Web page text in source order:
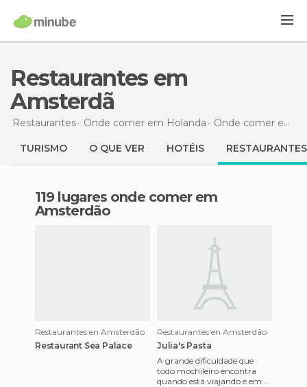
Restaurantes em
Amsterdã
Restaurantes Onde comer em Holanda Onde comer em Holanda do Norte
TURISMO O QUE VER HOTÉIS RESTAURANTES
119 lugares onde comer em
Amsterdão
Restaurantes en Amsterdão
Restaurant Sea Palace
Restaurantes en Amsterdão
Julia's Pasta
A grande dificuldade que
todo mochileiro encontra
quando está viajando é em